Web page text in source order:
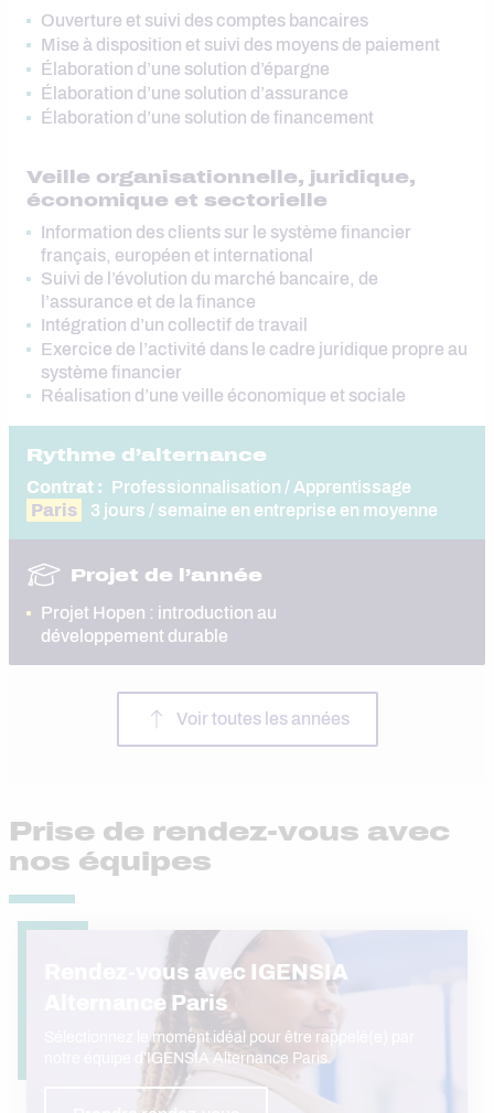
Ouverture et suivi des comptes bancaires
Mise à disposition et suivi des moyens de paiement
Élaboration d’une solution d’épargne
Élaboration d’une solution d’assurance
Élaboration d’une solution de financement
Veille organisationnelle, juridique,
économique et sectorielle
Information des clients sur le système financier
français, européen et international
Suivi de l’évolution du marché bancaire, de
l’assurance et de la finance
Intégration d’un collectif de travail
Exercice de l’activité dans le cadre juridique propre au
système financier
Réalisation d’une veille économique et sociale
Rythme d’alternance
Contrat : Professionnalisation / Apprentissage
Paris
3 jours / semaine en entreprise en moyenne
Projet de l’année
Projet Hopen : introduction au
développement durable
Voir toutes les années
Prise de rendez-vous avec
nos équipes
Rendez-vous avec IGENSIA
Alternance Paris
Sélectionnez le moment idéal pour être rappelé(e) par
notre équipe d’IGENSIA Alternance Paris.